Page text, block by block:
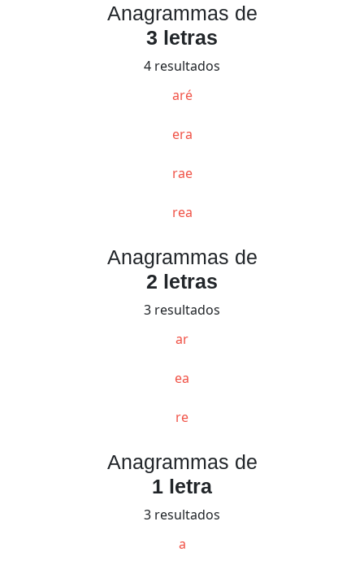
Anagrammas de
3 letras
4 resultados
aré
era
rae
rea
Anagrammas de
2 letras
3 resultados
ar
ea
re
Anagrammas de
1 letra
3 resultados
a